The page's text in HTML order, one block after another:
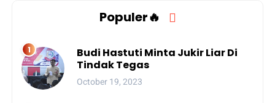
Populer🔥
Budi Hastuti Minta Jukir Liar Di
Tindak Tegas
October 19, 2023